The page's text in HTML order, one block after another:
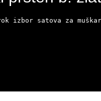
izbor satova za